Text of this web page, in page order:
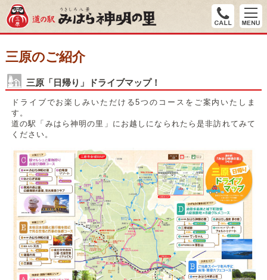
三原のご紹介
三原「日帰り」ドライブマップ！
ドライブでお楽しみいただける5つのコースをご案内いたしま
す。
道の駅「みはら神明の里」にお越しになられたら是非訪れてみて
ください。